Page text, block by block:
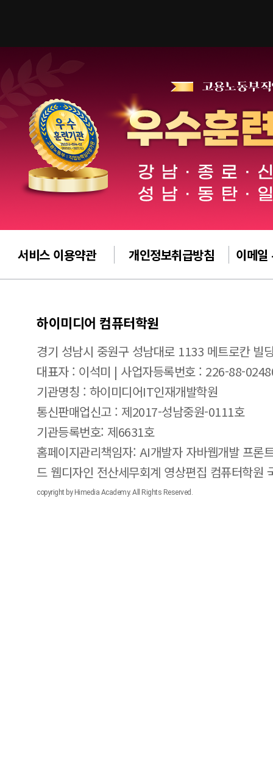
서비스 이용약관 개인정보취급방침 이메일
하이미디어 컴퓨터학원
경기 성남시 중원구 성남대로 1133 메트로칸 빌
대표자 : 이석미 | 사업자등록번호 : 226-88-
기관명칭 : 하이미디어IT인재개발학원
통신판매업신고 : 제2017-성남중원-0111호
기관등록번호: 제6631호
홈페이지관리책임자: AI개발자 자바웹개발 프론
드 웹디자인 전산세무회계 영상편집 컴퓨터학원
copyright by Himedia Academy. All Rights Reserved.